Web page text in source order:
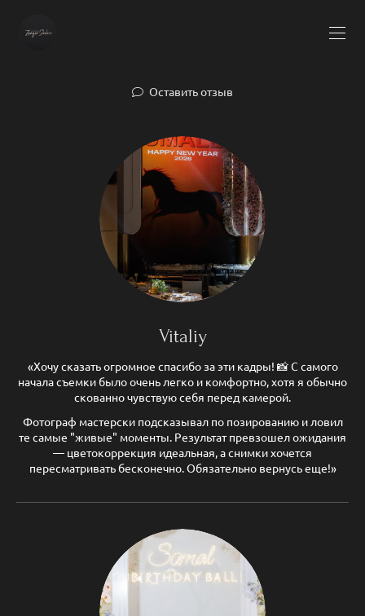
Оставить отзыв
Vitaliy
«Хочу сказать огромное спасибо за эти кадры! 📸 С самого
начала съемки было очень легко и комфортно, хотя я обычно
скованно чувствую себя перед камерой.
Фотограф мастерски подсказывал по позированию и ловил
те самые "живые" моменты. Результат превзошел ожидания
— цветокоррекция идеальная, а снимки хочется
пересматривать бесконечно. Обязательно вернусь еще!»